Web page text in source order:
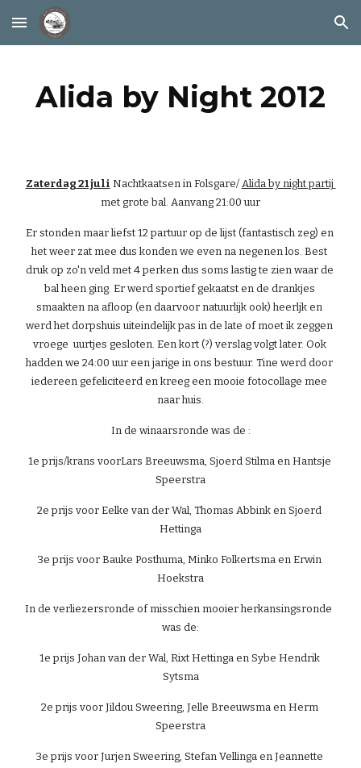
Skip to main content Skip to navigation
Alida by Night 2012
Zaterdag 21 juli Nachtkaatsen in Folsgare/
met grote bal. Aanvang 21:00 uur
Er stonden maar liefst 12 partuur op de lijst (fantastisch zeg) en
het weer zat mee dus konden we even na negenen los. Best
druk op zo'n veld met 4 perken dus soms lastig te zien waar de
bal heen ging. Er werd sportief gekaatst en de drankjes
smaakten na afloop (en daarvoor natuurlijk ook) heerljk en
werd het dorpshuis uiteindelijk pas in de late of moet ik zeggen
vroege  uurtjes gesloten. Een kort (?) verslag volgt later. Ook
hadden we 24:00 uur een jarige in ons bestuur. Tine werd door
iedereen gefeliciteerd en kreeg een mooie fotocollage mee
naar huis.
In de winaarsronde was de :
1e prijs/krans voorLars Breeuwsma, Sjoerd Stilma en Hantsje
Speerstra
2e prijs voor Eelke van der Wal, Thomas Abbink en Sjoerd
Hettinga
3e prijs voor Bauke Posthuma, Minko Folkertsma en Erwin
Hoekstra
In de verliezersronde of misschien mooier herkansingsronde
was de:
1e prijs Johan van der Wal, Rixt Hettinga en Sybe Hendrik
Sytsma
2e prijs voor Jildou Sweering, Jelle Breeuwsma en Herm
Speerstra
3e prijs voor Jurjen Sweering, Stefan Vellinga en Jeannette